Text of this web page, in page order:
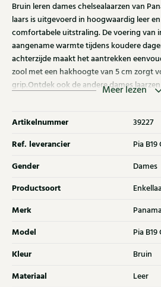
Bruin leren dames chelsealaarzen van
laars is uitgevoerd in hoogwaardig leer
comfortabele uitstraling. De voering van
aangename warmte tijdens koudere
achterzijde maakt het aantrekken
zool met een hakhoogte van 5 cm zorgt
grip.Ontdek ook de andere dames
Meer lezen
Artikelnummer 39227
Ref. leverancier Pia B19
Gender Dames
Productsoort
Merk
Model Pia
Kleur Bruin
Materiaal Leer